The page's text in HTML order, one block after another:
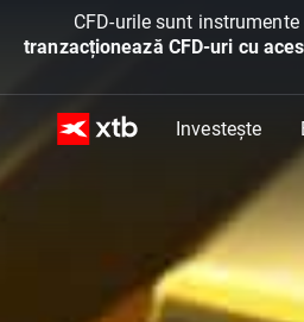
CFD-urile sunt
tranzacționează CFD-uri cu
Investește